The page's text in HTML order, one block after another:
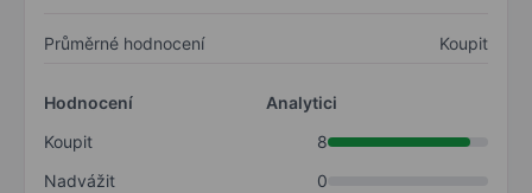
Průměrné hodnocení Koupit
Hodnocení
Analytici
Koupit
8
Nadvážit
0